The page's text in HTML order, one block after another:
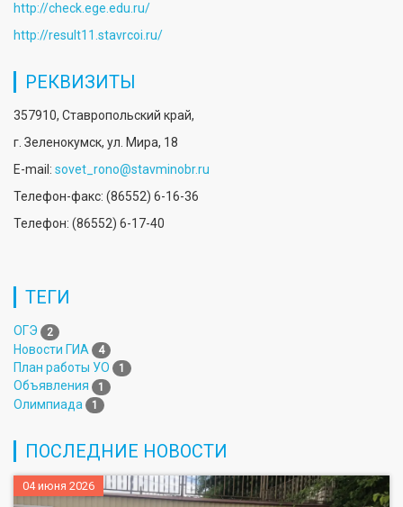
http://check.ege.edu.ru/
http://result11.stavrcoi.ru/
РЕКВИЗИТЫ
357910, Ставропольский край,
г. Зеленокумск, ул. Мира, 18
E-mail: sovet_rono@stavminobr.ru
Телефон-факс: (86552) 6-16-36
Телефон: (86552) 6-17-40
ТЕГИ
ОГЭ 2
Новости ГИА 4
План работы УО 1
Объявления 1
Олимпиада 1
ПОСЛЕДНИЕ НОВОСТИ
04 июня 2026